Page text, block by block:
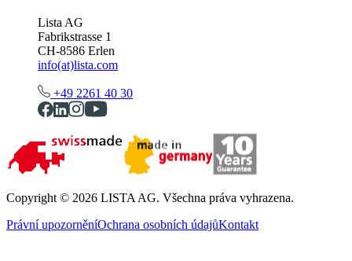
Lista AG
Fabrikstrasse 1
CH-8586 Erlen
info(at)lista.com
+49 2261 40 30
Copyright © 2026 LISTA AG. Všechna práva vyhrazena.
Právní upozorněníOchrana osobních údajůKontakt